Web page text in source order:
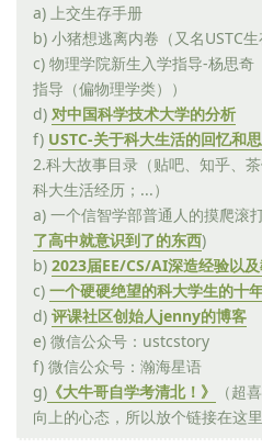
a) 上交生存手册
b) 小猪想逃离内卷（又名USTC生
c) 物理学院新生入学指导-杨思
指导（偏物理学类））
d) 对中国科学技术大学的分析
f) USTC-关于科大生活的回忆和
2.科大故事目录（贴吧、知乎、
科大生活经历；...）
a) 一个信智学部普通人的摸爬滚
了高中就意识到了的东西)
b) 2023届EE/CS/AI深造经验以
c) 一个硬硬绝望的科大学生的十
d) 评课社区创始人jenny的博客
e) 微信公众号：ustcstory
f) 微信公众号：瀚海星语
g) 《大牛哥自学考清北！》
（超
向上的心态，所以放个链接在这里